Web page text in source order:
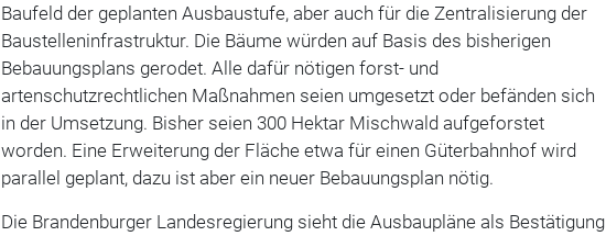
Baufeld der geplanten Ausbaustufe, aber auch für die Zentralisierung der
Baustelleninfrastruktur. Die Bäume würden auf Basis des bisherigen
Bebauungsplans gerodet. Alle dafür nötigen forst- und
artenschutzrechtlichen Maßnahmen seien umgesetzt oder befänden sich
in der Umsetzung. Bisher seien 300 Hektar Mischwald aufgeforstet
worden. Eine Erweiterung der Fläche etwa für einen Güterbahnhof wird
parallel geplant, dazu ist aber ein neuer Bebauungsplan nötig.
Die Brandenburger Landesregierung sieht die Ausbaupläne als Bestätigung